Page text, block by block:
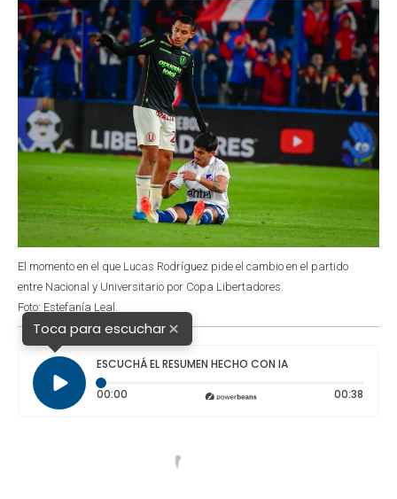
k
p
n
El momento en el que Lucas Rodríguez pide el cambio en el partido
entre Nacional y Universitario por Copa Libertadores.
Foto: Estefanía Leal.
Toca para escuchar×
ESCUCHÁ EL RESUMEN HECHO CON IA
00:00 Tiempo transcurrido: 0 segundos 00:38